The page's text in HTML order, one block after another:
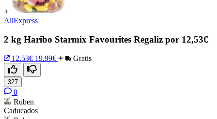
AliExpress
2 kg Haribo Starmix Favourites Regaliz por 12,53€
12.53€ 19.99€ Gratis
327
0
Ruben
Caducados